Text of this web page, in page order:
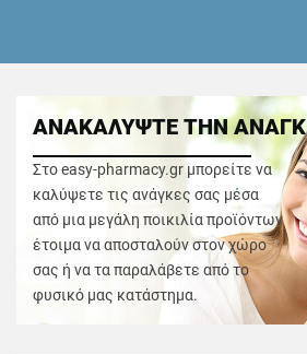
ΑΝΑΚΑΛΥΨΤΕ ΤΗΝ
Στο easy-pharmacy.gr μπορείτε να
καλύψετε τις ανάγκες σας μέσα
από μια μεγάλη ποικιλία προϊόντων
έτοιμα να αποσταλούν στον χώρο
σας ή να τα παραλάβετε από το
φυσικό μας κατάστημα.